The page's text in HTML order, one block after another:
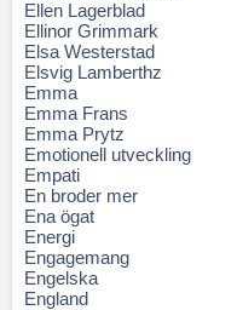
Ellen Lagerblad
Ellinor Grimmark
Elsa Westerstad
Elsvig Lamberthz
Emma
Emma Frans
Emma Prytz
Emotionell utveckling
Empati
En broder mer
Ena ögat
Energi
Engagemang
Engelska
England